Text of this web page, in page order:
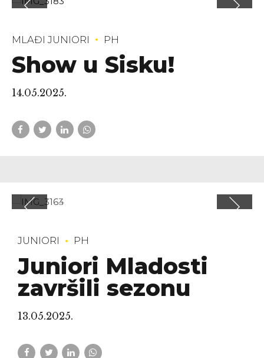
MLAĐI JUNIORI PH
Show u Sisku!
14.05.2025.
JUNIORI PH
Juniori Mladosti
završili sezonu
13.05.2025.